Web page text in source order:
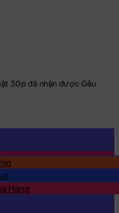
30p đã nhận được Gấu
Hàng